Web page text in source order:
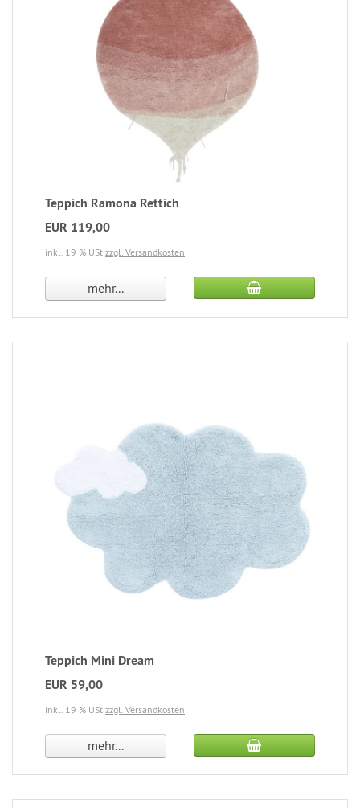
Teppich Ramona Rettich
EUR 119,00
inkl. 19 % USt zzgl. Versandkosten
mehr...
Teppich Mini Dream
EUR 59,00
inkl. 19 % USt zzgl. Versandkosten
mehr...